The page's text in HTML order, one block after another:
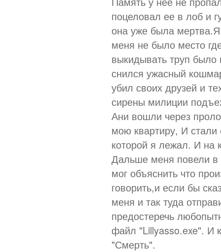
поцеловал ее в лоб и
она уже была
меня не было место
выкидывать труп
снился ужасный
убил своих друзей и
сирены милиции
Ани вошли через
мою квартиру, И стали
которой я лежал. И на
Дальше меня повели в
мог объяснить что
говорить,и если бы
меня и так туда
предостеречь
файл "Lillyasso.exe". И
"Смерть".